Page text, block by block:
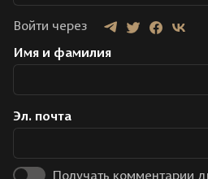
Войти через
Имя и фамилия
Эл. почта
Получать комментарии